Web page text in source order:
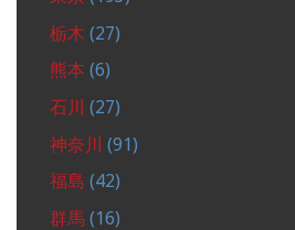
栃木 (27)
熊本 (6)
石川 (27)
神奈川 (91)
福島 (42)
群馬 (16)